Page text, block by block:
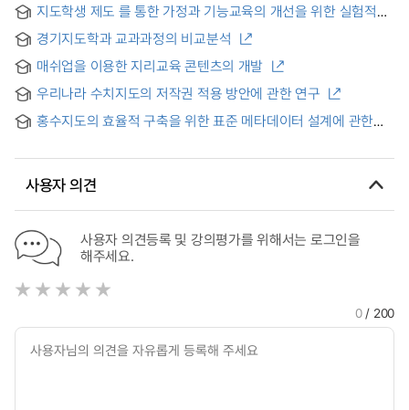
지도학생 제도 를 통한 가정과 기능교육의 개선을 위한 실험적
경기지도학과 교과과정의 비교분석
매쉬업을 이용한 지리교육 콘텐츠의 개발
우리나라 수치지도의 저작권 적용 방안에 관한 연구
홍수지도의 효율적 구축을 위한 표준 메타데이터 설계에 관한
사용자 의견
사용자 의견등록 및 강의평가를 위해서는 로그인을
해주세요.
0/ 200